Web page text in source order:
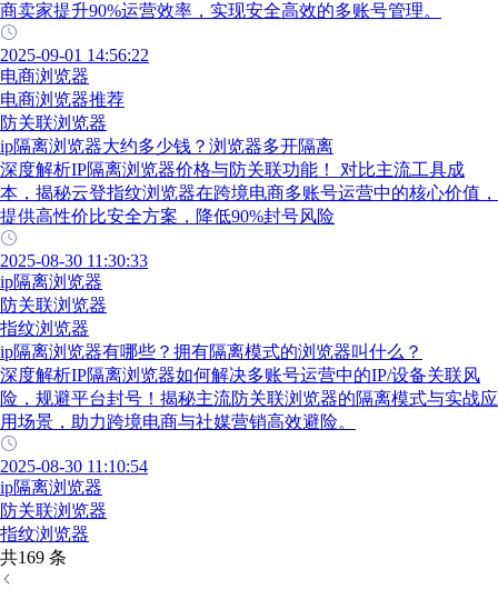
商卖家提升90%运营效率，实现安全高效的多账号管理。
2025-09-01 14:56:22
电商浏览器
电商浏览器推荐
防关联浏览器
ip隔离浏览器大约多少钱？浏览器多开隔离
深度解析IP隔离浏览器价格与防关联功能！ 对比主流工具成
本，揭秘云登指纹浏览器在跨境电商多账号运营中的核心价值，
提供高性价比安全方案，降低90%封号风险
2025-08-30 11:30:33
ip隔离浏览器
防关联浏览器
指纹浏览器
ip隔离浏览器有哪些？拥有隔离模式的浏览器叫什么？
深度解析IP隔离浏览器如何解决多账号运营中的IP/设备关联风
险，规避平台封号！揭秘主流防关联浏览器的隔离模式与实战应
用场景，助力跨境电商与社媒营销高效避险。
2025-08-30 11:10:54
ip隔离浏览器
防关联浏览器
指纹浏览器
共169 条